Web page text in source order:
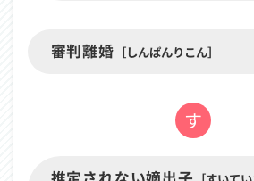
審判離婚 ［しんぱんりこん］
「す」
す